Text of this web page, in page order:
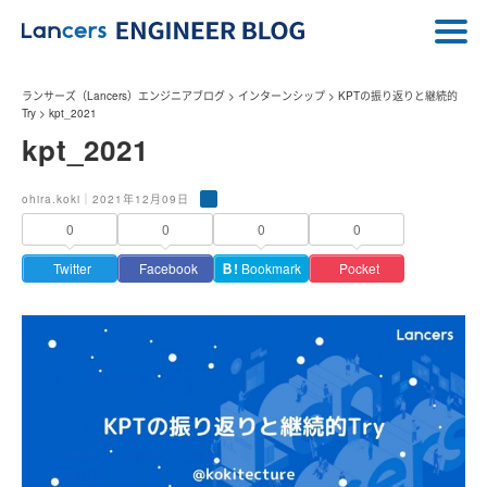
ランサーズ（Lancers）エンジニアブログ > インターンシップ > KPTの振り返りと継続的
Try > kpt_2021
kpt_2021
ohira.koki｜2021年12月09日
0
Twitter
0
Facebook
0
Ｂ! Bookmark
0
Pocket